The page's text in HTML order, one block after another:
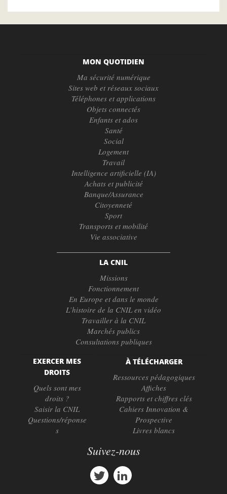
MON QUOTIDIEN
Ma sécurité numérique
Sites web et réseaux sociaux
Téléphones et applications
Objets connectés
Enfants et ados
Santé
Social
Logement
Travail
Intelligence artificielle (IA)
Achats et publicité
Banque/Assurance
Citoyenneté
Sport
Transports et mobilité
Vie associative
LA CNIL
Missions
Fonctionnement
En Europe et dans le monde
L’histoire de la CNIL en vidéo
Travailler à la CNIL
Marchés publics
Consultations publiques
EXERCER MES
DROITS
Quels sont mes
droits ?
Saisir la CNIL
Questions/réponse
s
À TÉLÉCHARGER
Ressources pédagogiques
Affiches
Rapports et chiffres clés
Cahiers Innovation &
Prospective
Livres blancs
Suivez-nous